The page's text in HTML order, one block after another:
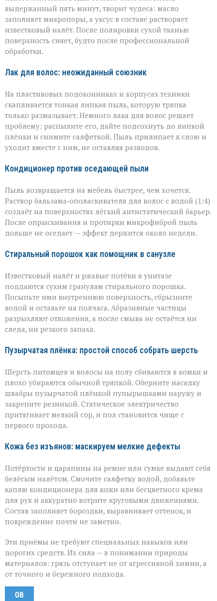
выдержанный пять минут, творит чудеса: масло
заполняет микропоры, а уксус в составе растворяет
известковый налёт. После полировки сухой тканью
поверхность сияет, будто после профессиональной
обработки.
Лак для волос: неожиданный союзник
На пластиковых подоконниках и корпусах техники
скапливается тонкая липкая пыль, которую тряпка
только размазывает. Немного лака для волос решает
проблему: распылите его, дайте подсохнуть до липкой
плёнки и снимите салфеткой. Пыль прилипает к слою и
уходит вместе с ним, не оставляя разводов.
Кондиционер против оседающей пыли
Пыль возвращается на мебель быстрее, чем хочется.
Раствор бальзама‑ополаскивателя для волос с водой (1:4)
создаёт на поверхностях лёгкий антистатический барьер.
После опрыскивания и протирки микрофиброй пыль
дольше не оседает — эффект держится около недели.
Стиральный порошок как помощник в санузле
Известковый налёт и ржавые потёки в унитазе
поддаются сухим гранулам стирального порошка.
Посыпьте ими внутреннюю поверхность, сбрызните
водой и оставьте на полчаса. Абразивные частицы
разрыхляют отложения, а после смыва не остаётся ни
следа, ни резкого запаха.
Пузырчатая плёнка: простой способ собрать шерсть
Шерсть питомцев и волосы на полу сбиваются в комки и
плохо убираются обычной тряпкой. Оберните насадку
швабры пузырчатой плёнкой пупырышками наружу и
закрепите резинкой. Статическое электричество
притягивает мелкий сор, и пол становится чище с
первого прохода.
Кожа без изъянов: маскируем мелкие дефекты
Потёртости и царапины на ремне или сумке выдают себя
белёсым налётом. Смочите салфетку водой, добавьте
каплю кондиционера для кожи или бесцветного крема
для рук и аккуратно вотрите круговыми движениями.
Состав заполняет бороздки, выравнивает оттенок, и
повреждение почти не заметно.
Эти приёмы не требуют специальных навыков или
дорогих средств. Их сила — в понимании природы
материалов: грязь отступает не от агрессивной химии, а
от точного и бережного подхода.
08